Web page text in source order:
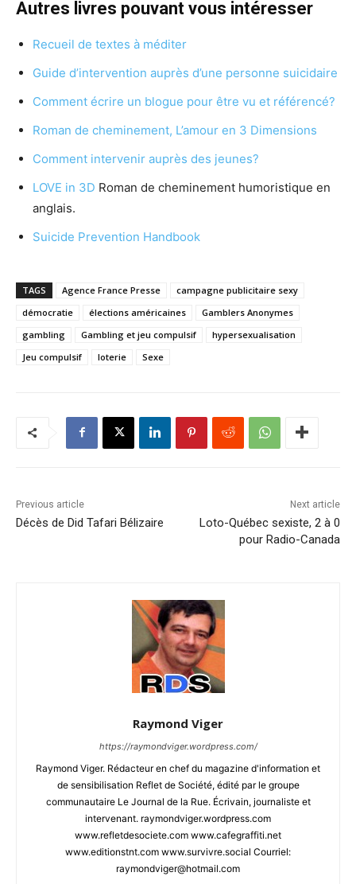
Autres livres pouvant vous intéresser
Recueil de textes à méditer
Guide d’intervention auprès d’une personne suicidaire
Comment écrire un blogue pour être vu et référencé?
Roman de cheminement, L’amour en 3 Dimensions
Comment intervenir auprès des jeunes?
LOVE in 3D Roman de cheminement humoristique en
anglais.
Suicide Prevention Handbook
TAGS Agence France Presse
campagne publicitaire sexy
démocratie
élections américaines
Gamblers Anonymes
gambling
Gambling et jeu compulsif
hypersexualisation
Jeu compulsif
loterie Sexe
Previous article
Décès de Did Tafari Bélizaire
Next article
Loto-Québec sexiste, 2 à 0
pour Radio-Canada
Raymond Viger
https://raymondviger.wordpress.com/
Raymond Viger. Rédacteur en chef du magazine d'information et
de sensibilisation Reflet de Société, édité par le groupe
communautaire Le Journal de la Rue. Écrivain, journaliste et
intervenant. raymondviger.wordpress.com
www.refletdesociete.com www.cafegraffiti.net
www.editionstnt.com www.survivre.social Courriel:
raymondviger@hotmail.com